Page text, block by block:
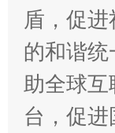
盾，促
的和谐
助全球
台，促